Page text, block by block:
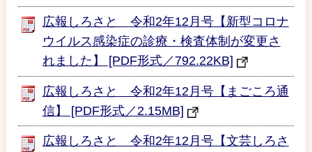
広報しろさと 令和2年12月号【新型コロナ
ウイルス感染症の診療・検査体制が変更さ
れました】 [PDF形式／792.22KB]
広報しろさと 令和2年12月号【まごころ通
信】 [PDF形式／2.15MB]
広報しろさと 令和2年12月号【文芸しろさ